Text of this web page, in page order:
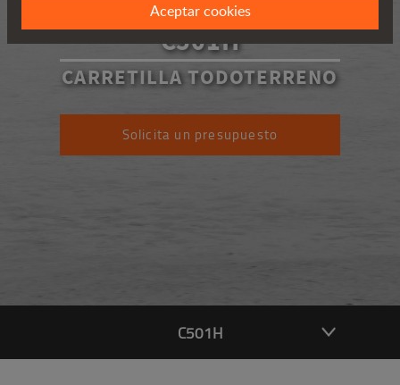
C501H
CARRETILLA TODOTERRENO
Solicita un presupuesto
C501H
Aceptar cookies